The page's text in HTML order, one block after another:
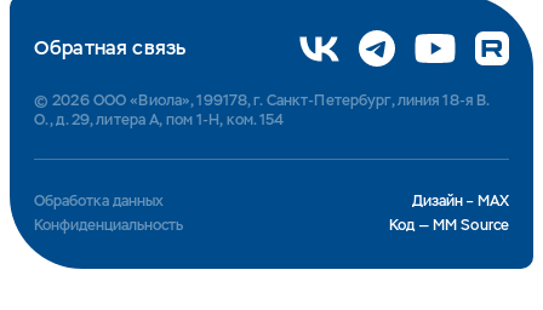
Дизайн – MAX
Обработка данных
Код — MM Source
Конфиденциальность
Обратная связь
© 2026 ООО «Виола», 199178, г. Санкт-Петербург, линия 18-я В.
О., д. 29, литера А, пом 1-Н, ком. 154